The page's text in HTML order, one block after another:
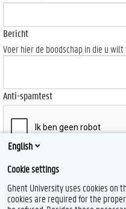
Bericht
Voer hier de boodschap in die u wilt
Anti-spamtest
Send
English
Cookie settings
Ghent University uses cookies on
cookies are required for the